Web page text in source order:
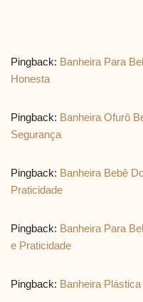
Pingback: Banheira Para
Honesta
Pingback: Banheira Ofurô
Segurança
Pingback: Banheira Bebê
Praticidade
Pingback: Banheira Para
e Praticidade
Pingback: Banheira